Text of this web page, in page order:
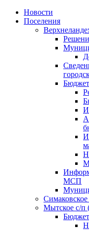
Skip
Новости
Поселения
Бюджет
МСП
Мытское с/п
Бюджет